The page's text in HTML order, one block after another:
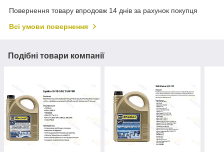
Повернення товару впродовж 14 днів за рахунок покупця
Всі умови повернення
Подібні товари компанії